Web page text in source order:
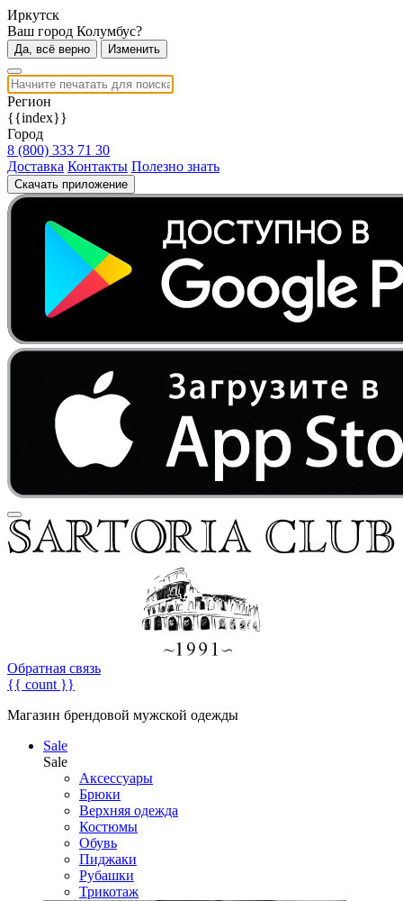
Иркутск
Ваш город Колумбус?
Да, всё верно Изменить
Регион
{{index}}
Город
8 (800) 333 71 30
Доставка Контакты Полезно знать
Скачать приложение
Обратная связь
{{ count }}
Магазин брендовой мужской одежды
Sale
Sale
Аксессуары
Брюки
Верхняя одежда
Костюмы
Обувь
Пиджаки
Рубашки
Трикотаж